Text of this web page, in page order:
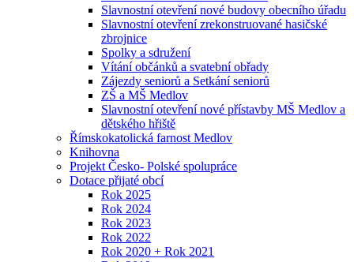
Slavnostní otevření nové budovy obecního úřadu
Slavnostní otevření zrekonstruované hasičské
zbrojnice
Spolky a sdružení
Vítání občánků a svatební obřady
Zájezdy seniorů a Setkání seniorů
ZŠ a MŠ Medlov
Slavnostní otevření nové přístavby MŠ Medlov a
dětského hřiště
Římskokatolická farnost Medlov
Knihovna
Projekt Česko- Polské spolupráce
Dotace přijaté obcí
Rok 2025
Rok 2024
Rok 2023
Rok 2022
Rok 2020 + Rok 2021